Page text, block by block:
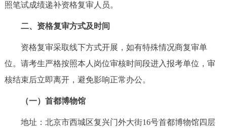
照笔试成绩递补资格复审人员。
二、资格复审方式及时间
资格复审采取线下方式开展，如有特殊情况商复审单
位。请考生严格按照本人岗位审核时间段进入报考单位，审
核结束后立即离开，避免影响正常办公。
（一）首都博物馆
地址：北京市西城区复兴门外大街16号首都博物馆四层